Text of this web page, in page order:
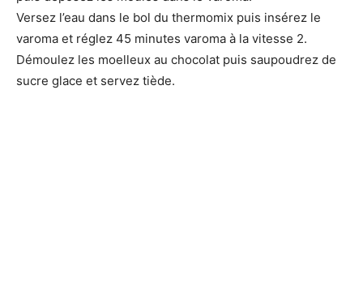
Versez l’eau dans le bol du thermomix puis insérez le
varoma et réglez 45 minutes varoma à la vitesse 2.
Démoulez les moelleux au chocolat puis saupoudrez de
sucre glace et servez tiède.